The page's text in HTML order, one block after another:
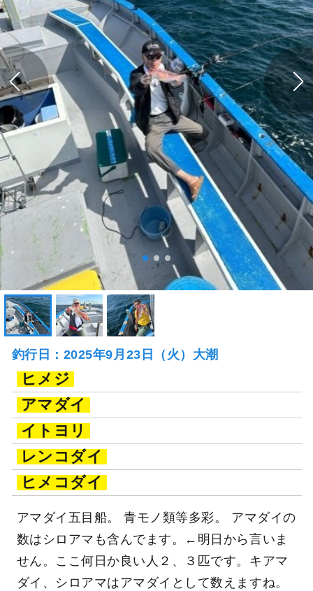
釣行日：2025年9月23日（火）大潮
ヒメジ
アマダイ
イトヨリ
レンコダイ
ヒメコダイ
アマダイ五目船。 青モノ類等多彩。 アマダイの
数はシロアマも含んでます。←明日から言いま
せん。ここ何日か良い人２、３匹です。キアマ
ダイ、シロアマはアマダイとして数えますね。